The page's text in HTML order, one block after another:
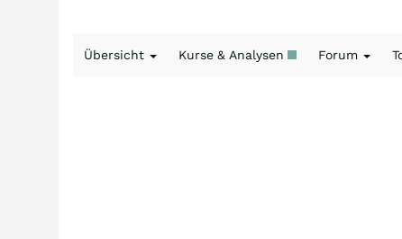
Übersicht Kurse & Analysen Forum